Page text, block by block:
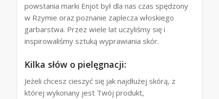
powstania marki Enjot był dla nas czas spędzony
w Rzymie oraz poznanie zaplecza włoskiego
garbarstwa. Przez wiele lat uczyliśmy się i
inspirowaliśmy sztuką wyprawiania skór.
Kilka słów o pielęgnacji:
Jeżeli chcesz cieszyć się jak najdłużej skórą, z
której wykonany jest Twój produkt,